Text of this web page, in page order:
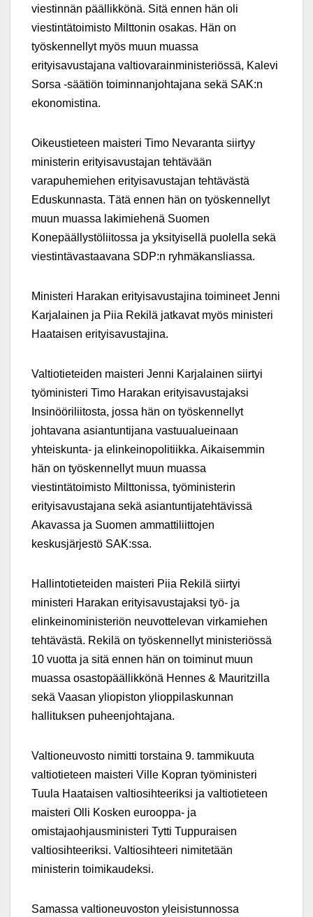
viestinnän päällikkönä. Sitä ennen hän oli
viestintätoimisto Milttonin osakas. Hän on
työskennellyt myös muun muassa
erityisavustajana valtiovarainministeriössä, Kalevi
Sorsa -säätiön toiminnanjohtajana sekä SAK:n
ekonomistina.
Oikeustieteen maisteri Timo Nevaranta siirtyy
ministerin erityisavustajan tehtävään
varapuhemiehen erityisavustajan tehtävästä
Eduskunnasta. Tätä ennen hän on työskennellyt
muun muassa lakimiehenä Suomen
Konepäällystöliitossa ja yksityisellä puolella sekä
viestintävastaavana SDP:n ryhmäkansliassa.
Ministeri Harakan erityisavustajina toimineet Jenni
Karjalainen ja Piia Rekilä jatkavat myös ministeri
Haataisen erityisavustajina.
Valtiotieteiden maisteri Jenni Karjalainen siirtyi
työministeri Timo Harakan erityisavustajaksi
Insinööriliitosta, jossa hän on työskennellyt
johtavana asiantuntijana vastuualueinaan
yhteiskunta- ja elinkeinopolitiikka. Aikaisemmin
hän on työskennellyt muun muassa
viestintätoimisto Milttonissa, työministerin
erityisavustajana sekä asiantuntijatehtävissä
Akavassa ja Suomen ammattiliittojen
keskusjärjestö SAK:ssa.
Hallintotieteiden maisteri Piia Rekilä siirtyi
ministeri Harakan erityisavustajaksi työ- ja
elinkeinoministeriön neuvottelevan virkamiehen
tehtävästä. Rekilä on työskennellyt ministeriössä
10 vuotta ja sitä ennen hän on toiminut muun
muassa osastopäällikkönä Hennes & Mauritzilla
sekä Vaasan yliopiston ylioppilaskunnan
hallituksen puheenjohtajana.
Valtioneuvosto nimitti torstaina 9. tammikuuta
valtiotieteen maisteri Ville Kopran työministeri
Tuula Haataisen valtiosihteeriksi ja valtiotieteen
maisteri Olli Kosken eurooppa- ja
omistajaohjausministeri Tytti Tuppuraisen
valtiosihteeriksi. Valtiosihteeri nimitetään
ministerin toimikaudeksi.
Samassa valtioneuvoston yleisistunnossa